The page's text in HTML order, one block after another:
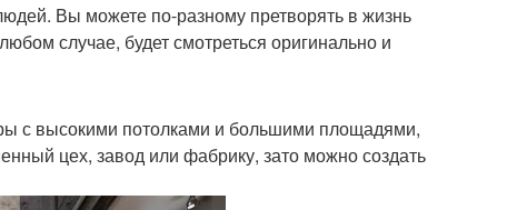
Вы можете по-разному претворять в жизнь
случае, будет смотреться оригинально и
с высокими потолками и большими площадями,
цех, завод или фабрику, зато можно создать